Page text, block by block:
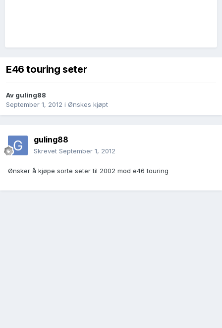
E46 touring seter
Av guling88
September 1, 2012 i Ønskes kjøpt
guling88
Skrevet September 1, 2012
Ønsker å kjøpe sorte seter til 2002 mod e46 touring